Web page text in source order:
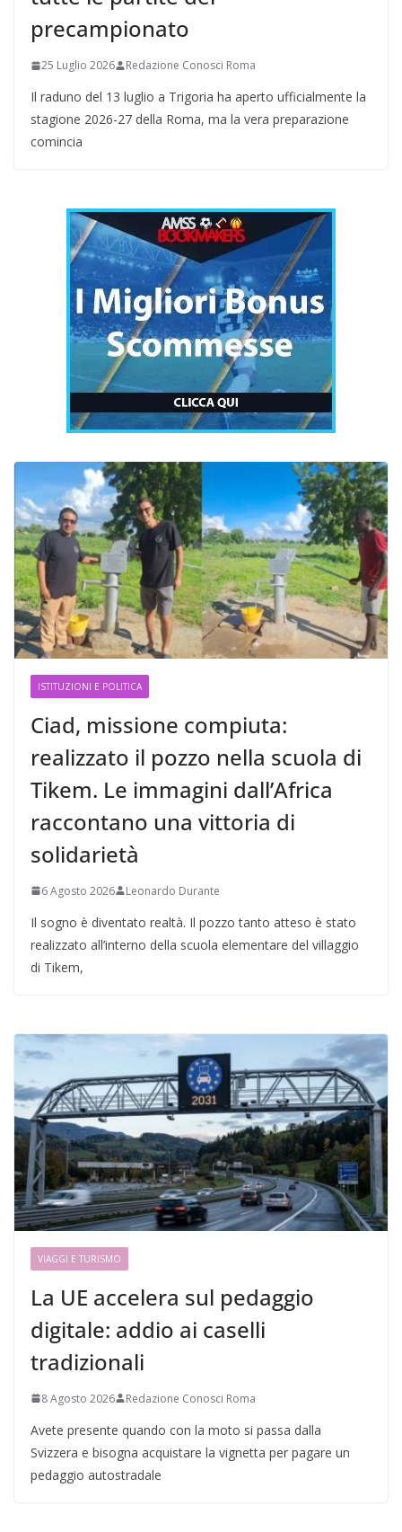
precampionato
25 Luglio 2026 Redazione Conosci Roma
Il raduno del 13 luglio a Trigoria ha aperto ufficialmente la
stagione 2026-27 della Roma, ma la vera preparazione
comincia
ISTITUZIONI E POLITICA
Ciad, missione compiuta:
realizzato il pozzo nella scuola di
Tikem. Le immagini dall’Africa
raccontano una vittoria di
solidarietà
6 Agosto 2026 Leonardo Durante
Il sogno è diventato realtà. Il pozzo tanto atteso è stato
realizzato all’interno della scuola elementare del villaggio
di Tikem,
VIAGGI E TURISMO
La UE accelera sul pedaggio
digitale: addio ai caselli
tradizionali
8 Agosto 2026 Redazione Conosci Roma
Avete presente quando con la moto si passa dalla
Svizzera e bisogna acquistare la vignetta per pagare un
pedaggio autostradale